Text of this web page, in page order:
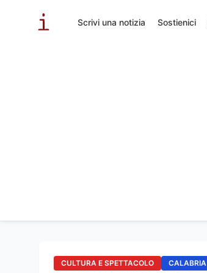
Scrivi una notizia Sostienici
CULTURA E SPETTACOLO CALABRIA